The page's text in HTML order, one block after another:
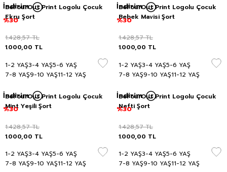
İndirim
%30
BeFourOut Print Logolu Çocuk
Ekru Şort
1.428,57TL
1.000,00 TL
1-2 YAŞ3-4 YAŞ5-6 YAŞ
7-8 YAŞ9-10 YAŞ11-12 YAŞ
İndirim
%30
BeFourOut Print Logolu Çocuk
Bebek Mavisi Şort
1.428,57TL
1.000,00 TL
1-2 YAŞ3-4 YAŞ5-6 YAŞ
7-8 YAŞ9-10 YAŞ11-12 YAŞ
İndirim
%30
BeFourOut Print Logolu Çocuk
Mint Yeşili Şort
1.428,57TL
1.000,00 TL
1-2 YAŞ3-4 YAŞ5-6 YAŞ
7-8 YAŞ9-10 YAŞ11-12 YAŞ
İndirim
%30
BeFourOut Print Logolu Çocuk
Nefti Şort
1.428,57TL
1.000,00 TL
1-2 YAŞ3-4 YAŞ5-6 YAŞ
7-8 YAŞ9-10 YAŞ11-12 YAŞ